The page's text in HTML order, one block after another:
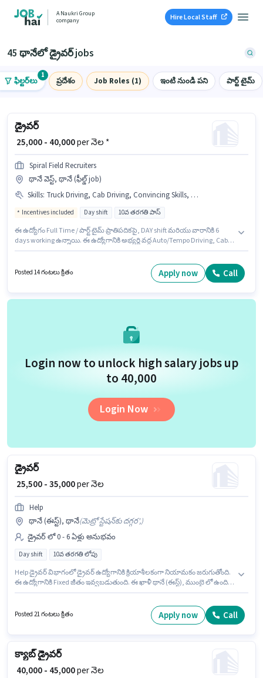
A Naukri Group
company
Hire Local Staff
45 థానేలో డ్రైవర్ jobs
ఫిల్టర్‌లు
1
ప్రదేశం Job Roles (1) ఇంటి నుండి పని పార్ట్ టైమ్
డ్రైవర్
₹ 25,000 - 40,000per నెల *
Spiral Field Recruiters
థానే వెస్ట్, థానే (ఫీల్డ్ job)
Skills: Truck Driving, Cab Driving, Convincing Skills, Auto/Tempo Driving
Incentives included Day shift 10వ తరగతి పాస్
ఈ ఉద్యోగం Full Time / పార్ట్ టైమ్ ప్రాతిపదికపై, DAY shift మరియు వారానికి 6
days working ఉన్నాయి. ఈ ఉద్యోగానికి అభ్యర్థి వద్ద Auto/Tempo Driving, Cab
స్థాయి మరియు కంపెనీ పాలసీలపై ఆధారపడి ఇప్పించబడతాయి. ఈ ఉద్యోగం థానే
వెస్ట్, ముంబై లో ఉంది. ఈ ఉద్యోగానికి Fixed + Incentives జీతం అందుబాటులో
Posted 14 గంటలు క్రితం Apply now Call
Login now to unlock high salary jobs up
to ₹40,000
Login Now
డ్రైవర్
₹ 25,500 - 35,000per నెల
Help
థానే (ఈస్ట్), థానే(మెట్రో స్టేషన్‌కు దగ్గర',)
డ్రైవర్ లో 0 - 6 ఏళ్లు అనుభవం
Day shift 10వ తరగతి లోపు
Help డ్రైవర్ విభాగంలో డ్రైవర్ ఉద్యోగానికి క్రియాశీలకంగా నియామకం జరుగుతోంది.
ఈ ఉద్యోగానికి Fixed జీతం ఇవ్వబడుతుంది. ఈ ఖాళీ థానే (ఈస్ట్), ముంబై లో ఉంది.
ఉంటుంది. ఇది Full Time ఉద్యోగం, ఇందులో DAY shift మరియు వారానికి 6 days
Posted 21 గంటలు క్రితం Apply now Call
క్యాబ్ డ్రైవర్
₹ 40,000 - 45,000per నెల